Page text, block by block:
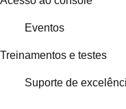
Eventos
Treinamentos e testes
Suporte de